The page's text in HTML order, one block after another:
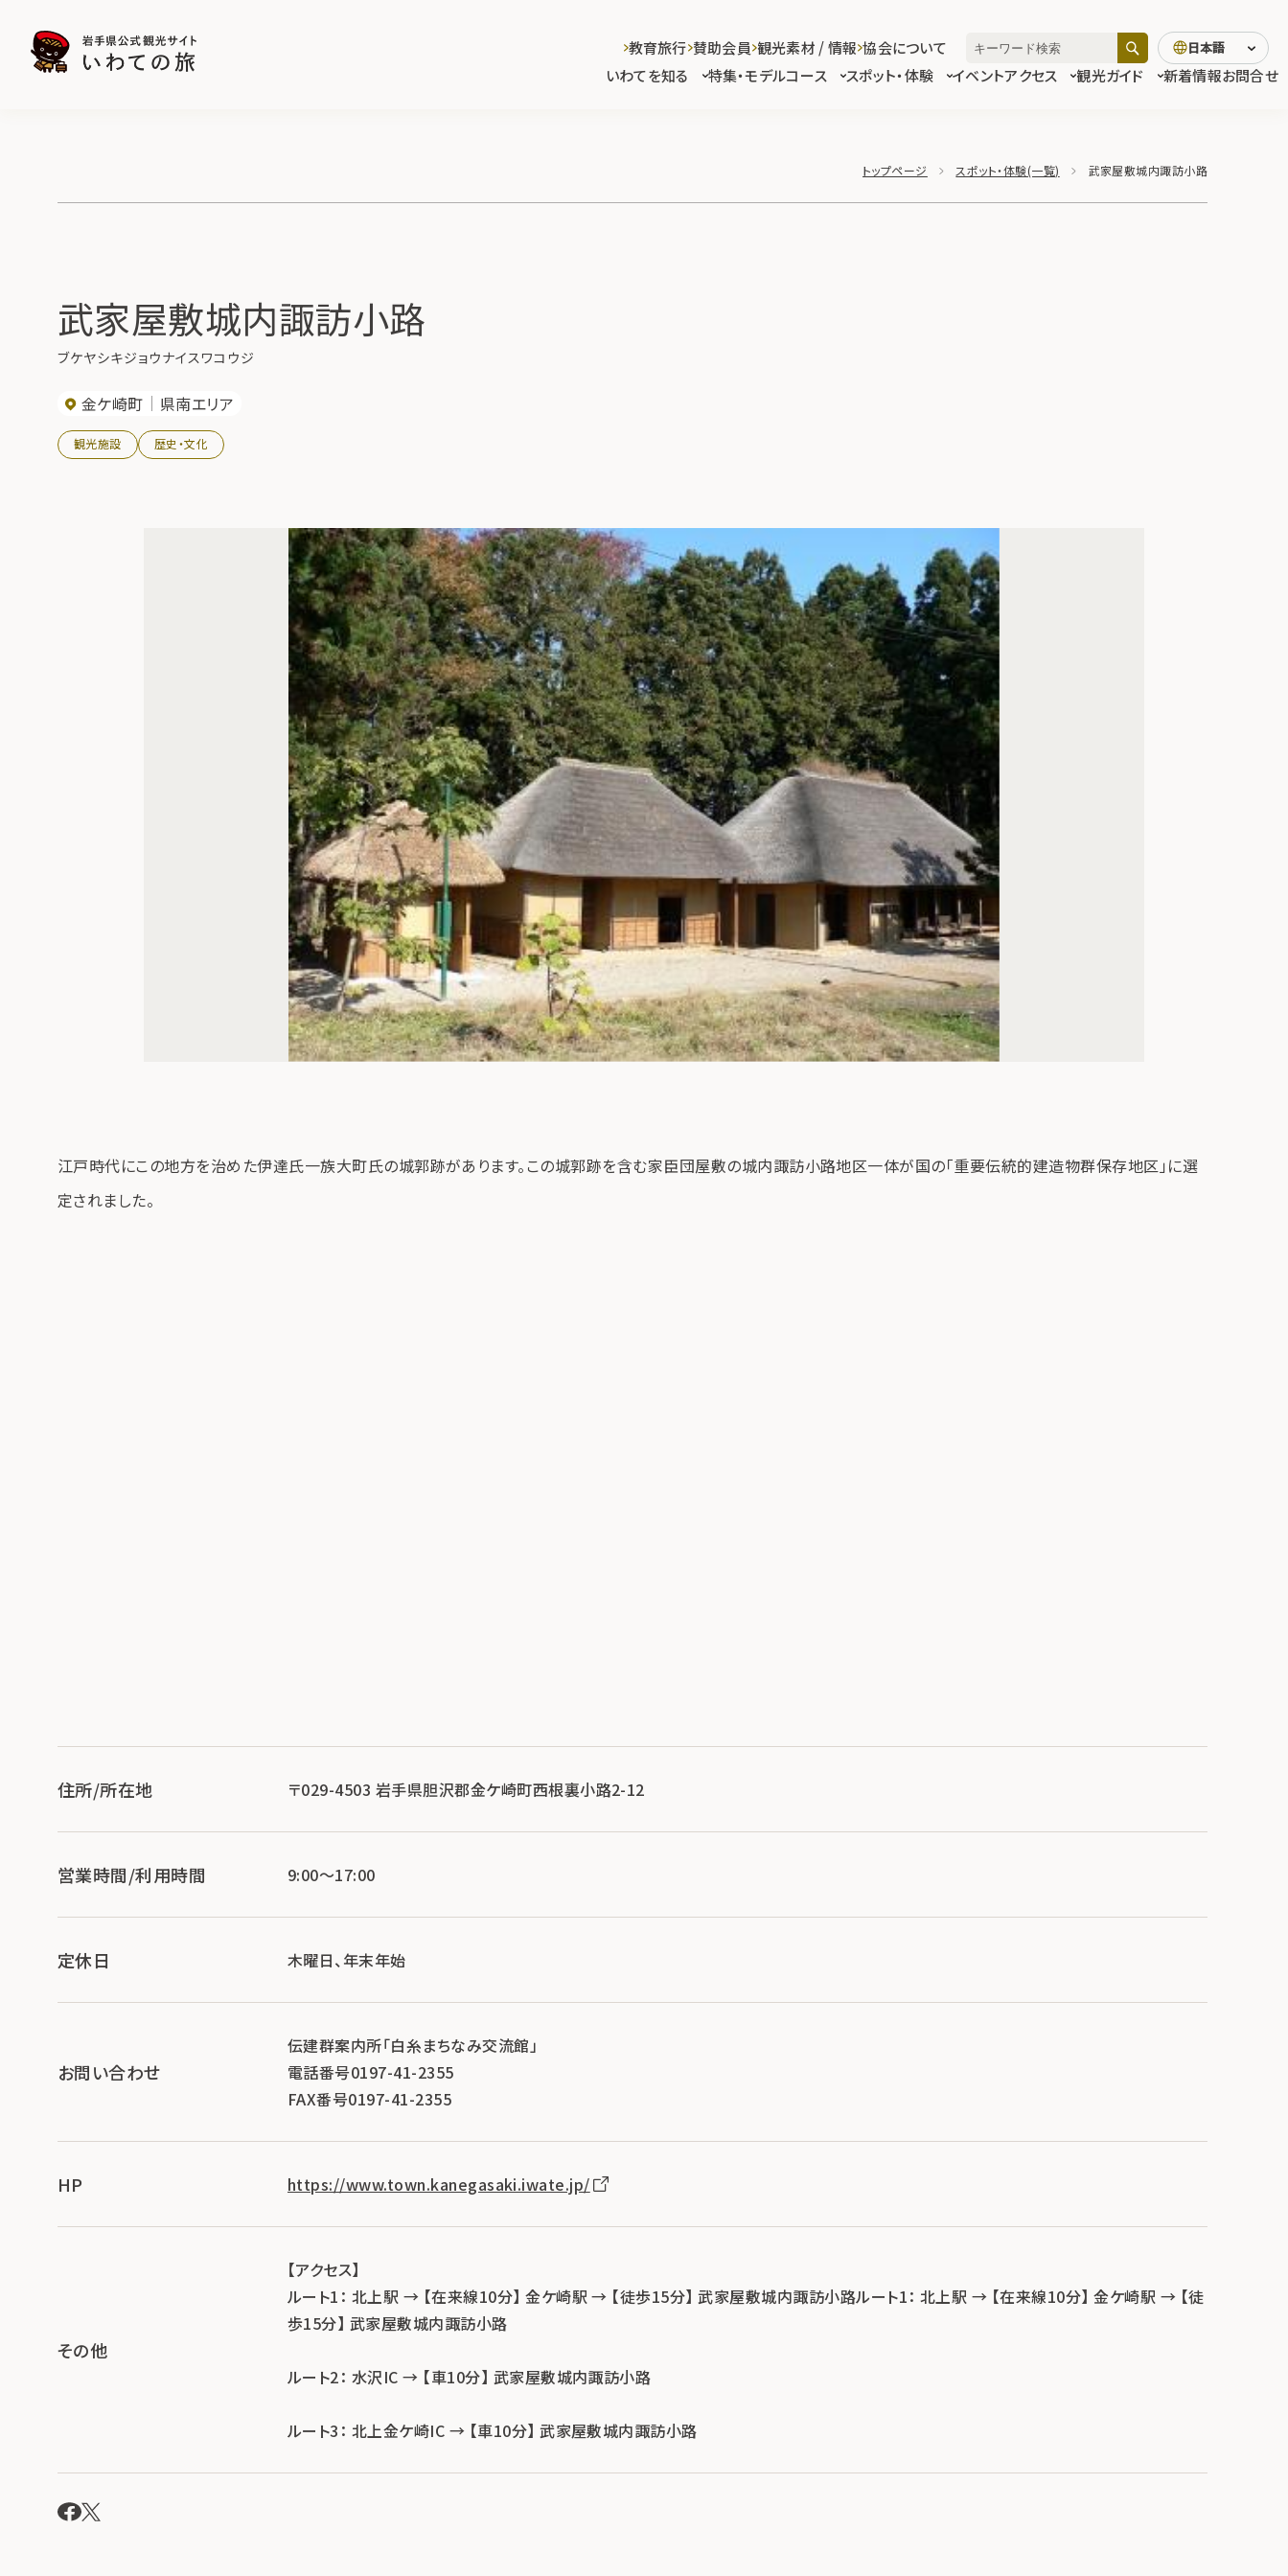
いわてを知る 特集・モデルコース スポット・体験 イベントアクセス 観光ガイド 新着情報お問合せ
教育旅行 賛助会員 観光素材 / 情報 協会について 日本語
トップページ スポット・体験(一覧) 武家屋敷城内諏訪小路
武家屋敷城内諏訪小路
ブケヤシキジョウナイスワコウジ
金ケ崎町 県南エリア
観光施設 歴史・文化
江戸時代にこの地方を治めた伊達氏一族大町氏の城郭跡があります。この城郭跡を含む家臣団屋敷の城内諏訪小路地区一体が国の「重要伝統的建造物群保存地区」に選
定されました。
住所/所在地 〒029-4503 岩手県胆沢郡金ケ崎町西根裏小路2-12
営業時間/利用時間 9:00～17:00
定休日 木曜日、年末年始
お問い合わせ
伝建群案内所「白糸まちなみ交流館」
電話番号0197-41-2355
FAX番号0197-41-2355
HP https://www.town.kanegasaki.iwate.jp/
その他
【アクセス】
ルート1： 北上駅 → 【在来線10分】 金ケ崎駅 → 【徒歩15分】 武家屋敷城内諏訪小路ルート1： 北上駅 → 【在来線10分】 金ケ崎駅 → 【徒
歩15分】 武家屋敷城内諏訪小路
ルート2： 水沢IC → 【車10分】 武家屋敷城内諏訪小路
ルート3： 北上金ケ崎IC → 【車10分】 武家屋敷城内諏訪小路